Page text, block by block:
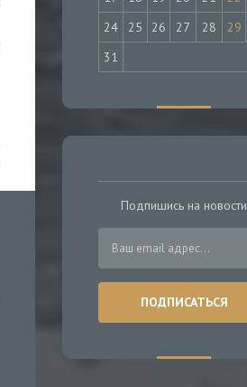
24
25 26 27 28 29
31
Подпишись на новости